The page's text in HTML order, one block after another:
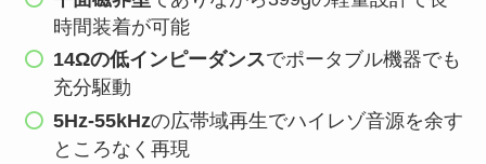
時間装着が可能
14Ωの低インピーダンスでポータブル機器でも
充分駆動
5Hz-55kHzの広帯域再生でハイレゾ音源を余す
ところなく再現